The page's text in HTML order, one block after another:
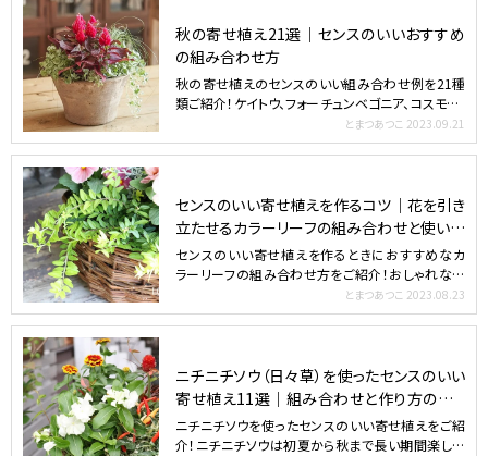
秋の寄せ植え21選｜センスのいいおすすめ
の組み合わせ方
秋の寄せ植えのセンスのいい組み合わせ例を21種
類ご紹介！ケイトウ、フォーチュンベゴニア、コスモス、
とまつあつこ 2023.09.21
センスのいい寄せ植えを作るコツ｜花を引き
立たせるカラーリーフの組み合わせと使い方
23選
センスのいい寄せ植えを作るときにおすすめなカ
ラーリーフの組み合わせ方をご紹介！おしゃれな寄
とまつあつこ 2023.08.23
ニチニチソウ（日々草）を使ったセンスのいい
寄せ植え11選｜組み合わせと作り方のポイ
ント
ニチニチソウを使ったセンスのいい寄せ植えをご紹
介！ニチニチソウは初夏から秋まで長い期間楽しめ